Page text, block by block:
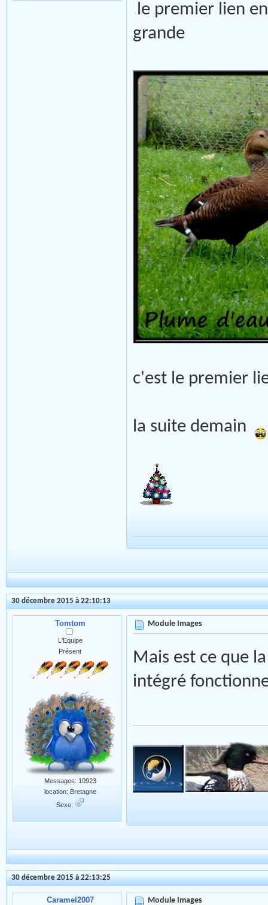
le premier lien
grande
c'est le premier
la suite demain
30 décembre 2015 à 22:10:13
Tomtom
L'Equipe
Présent
Messages: 10923
location: Bretagne
Sexe:
Module Images
Mais est ce que
intégré
30 décembre 2015 à 22:13:25
Caramel2007 Module Images